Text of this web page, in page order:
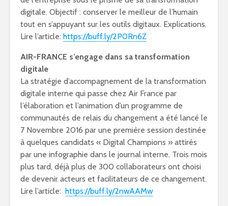
digitale. Objectif : conserver le meilleur de l’humain
tout en s’appuyant sur les outils digitaux. Explications.
Lire l’article: https://buff.ly/2P0Rn6Z
AIR-FRANCE s’engage dans sa transformation
digitale
La stratégie d’accompagnement de la transformation
digitale interne qui passe chez Air France par
l’élaboration et l’animation d’un programme de
communautés de relais du changement a été lancé le
7 Novembre 2016 par une première session destinée
à quelques candidats « Digital Champions » attirés
par une infographie dans le journal interne. Trois mois
plus tard, déjà plus de 300 collaborateurs ont choisi
de devenir acteurs et facilitateurs de ce changement.
Lire l’article: https://buff.ly/2nwAAMw